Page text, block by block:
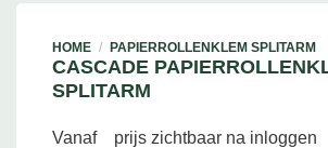
HOME / PAPIERROLLENKLEM SPLITARM
CASCADE
SPLITARM
Vanaf prijs zichtbaar na inloggen